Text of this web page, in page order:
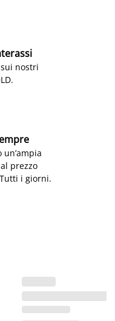
nostri
prezzo
i giorni.